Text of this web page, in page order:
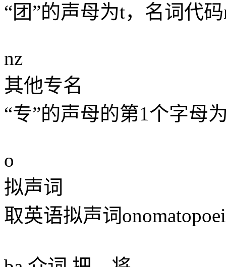
“团”的声母为t，名词代
nz
其他专名
“专”的声母的第1个字母
o
拟声词
取英语拟声词